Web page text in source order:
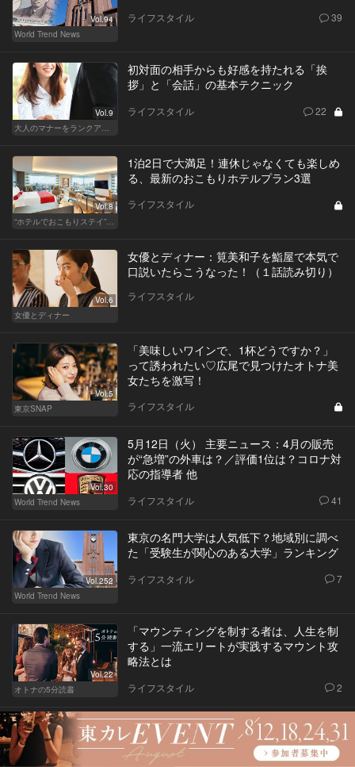
Vol.94
World Trend News
ライフスタイル 39
Vol.9
大人のマナーをランクアップせよ
初対面の相手からも好感を持たれる「挨
拶」と「会話」の基本テクニック
ライフスタイル 22
Vol.8
“ホテルでおこもりステイ”が大人デートに最高の選択だ
1泊2日で大満足！連休じゃなくても楽しめ
る、最新のおこもりホテルプラン3選
ライフスタイル
Vol.6
女優とディナー
女優とディナー：筧美和子を鮨屋で本気で
口説いたらこうなった！（１話読み切り）
ライフスタイル
Vol.5
東京SNAP
「美味しいワインで、1杯どうですか？」
って誘われたい♡広尾で見つけたオトナ美
女たちを激写！
ライフスタイル
Vol.30
World Trend News
5月12日（火） 主要ニュース：4月の販売
が“急増”の外車は？／評価1位は？コロナ対
応の指導者 他
ライフスタイル 41
Vol.252
World Trend News
東京の名門大学は人気低下？地域別に調べ
た「受験生が関心のある大学」ランキング
ライフスタイル 7
Vol.22
オトナの5分読書
「マウンティングを制する者は、人生を制
する」一流エリートが実践するマウント攻
略法とは
ライフスタイル 2
意外に安い！ロールスロイスの送迎で開店
前の百貨店を貸切ってみた！